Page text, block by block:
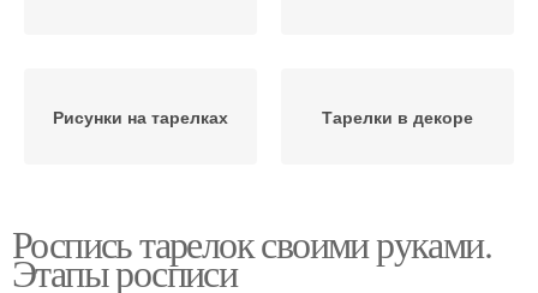
Рисунки на тарелках Тарелки в декоре
Роспись тарелок своими руками.
Этапы росписи